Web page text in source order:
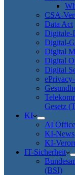
CSA-
Data Act
Digitale-
Digital-
Digital
Digital
Digital
Gesetz
KI
AI Office
KI-News
KI-
IT-Sicherheit
(BSI)